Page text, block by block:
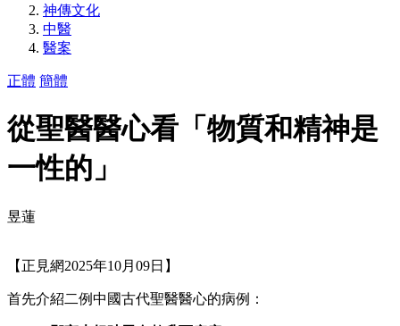
神傳文化
中醫
醫案
正體 簡體
從聖醫醫心看「物質和精神是
一性的」
昱蓮
【正見網2025年10月09日】
首先介紹二例中國古代聖醫醫心的病例：